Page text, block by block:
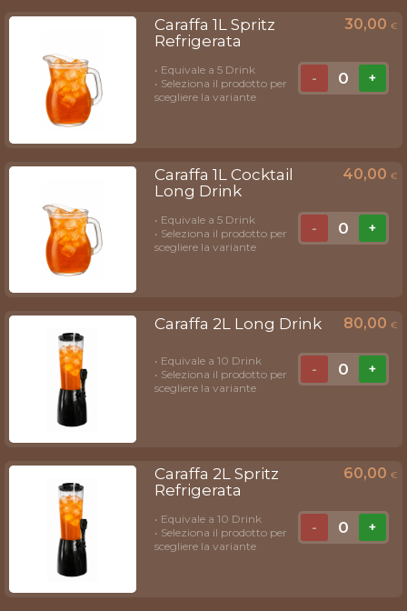
Caraffa 1L Spritz
Refrigerata
30,00 €
• Equivale a 5 Drink
• Seleziona il prodotto per
scegliere la variante
- 0 +
Caraffa 1L Cocktail
Long Drink
40,00 €
• Equivale a 5 Drink
• Seleziona il prodotto per
scegliere la variante
- 0 +
Caraffa 2L Long Drink 80,00 €
• Equivale a 10 Drink
• Seleziona il prodotto per
scegliere la variante
- 0 +
Caraffa 2L Spritz
Refrigerata
60,00 €
• Equivale a 10 Drink
• Seleziona il prodotto per
scegliere la variante
- 0 +